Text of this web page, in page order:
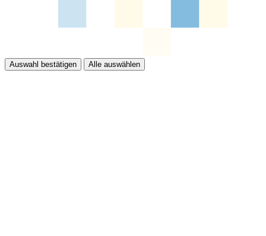
Auswahl bestätigen Alle auswählen